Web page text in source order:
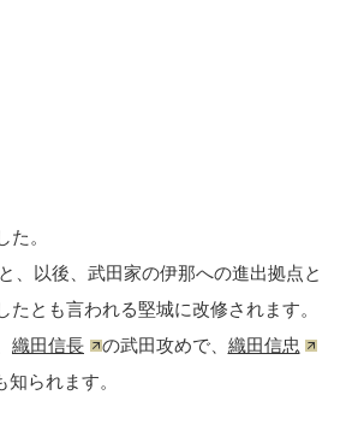
た。
、以後、武田家の伊那への進出拠点と
たとも言われる堅城に改修されます。
織田信長 の武田攻めで、 織田信忠
られます。